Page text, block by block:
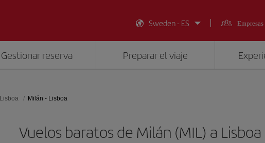
Sweden - ES
Empresas
Gestionar reserva Preparar el viaje
Lisboa Milán - Lisboa
Vuelos baratos de Milán (MIL) a Lisboa